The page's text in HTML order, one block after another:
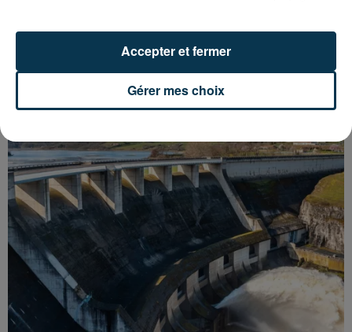
ASSE : UN COMMUNIQUÉ COMMUN POUR
DEMANDER LE DÉPART DE PIERRE EKWAH
Gérer mes choix
Accepter et fermer